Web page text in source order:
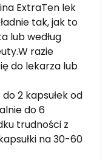
ExtraTen lek
tak, jak to
lub według
razie
do lekarza lub
2 kapsułek od
do 6
trudności z
na 30-60